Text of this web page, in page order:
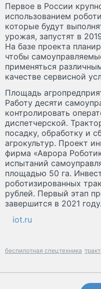
Первое в России
использованием
которые будут
урожая, запустят в
На базе проекта
чтобы
применяться
качестве сервисной
Площадь
Работу десяти
контролировать
диспетчерской.
посадку, обработку и
агрокультур. Проект
фирма «Аврора
испытаний
площадью 50 га.
роботизированных
рублей. Первый этап
завершится в 2021 году.
iot.ru
беспилотная спецтехника